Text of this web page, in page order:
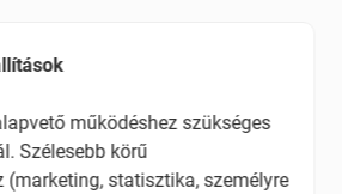
működéshez szükséges
Szélesebb körű
statisztika, személyre